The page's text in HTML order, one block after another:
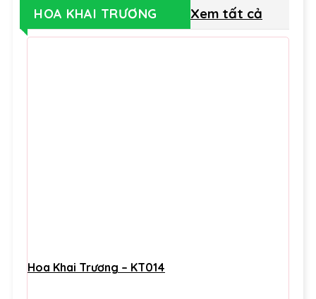
HOA KHAI TRƯƠNG Xem tất cả
Hoa Khai Trương – KT014